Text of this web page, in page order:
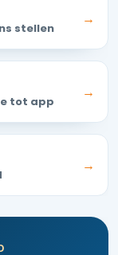
stellen
→
tot app
→
→